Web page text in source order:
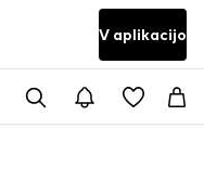
V aplikacijo